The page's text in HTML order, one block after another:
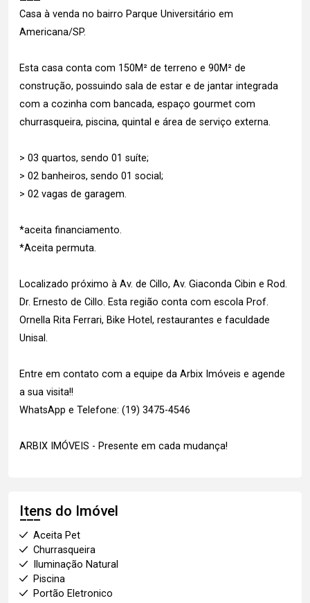
Casa à venda no bairro Parque Universitário em
Americana/SP.
Esta casa conta com 150M² de terreno e 90M² de
construção, possuindo sala de estar e de jantar integrada
com a cozinha com bancada, espaço gourmet com
churrasqueira, piscina, quintal e área de serviço externa.
> 03 quartos, sendo 01 suíte;
> 02 banheiros, sendo 01 social;
> 02 vagas de garagem.
*aceita financiamento.
*Aceita permuta.
Localizado próximo à Av. de Cillo, Av. Giaconda Cibin e Rod.
Dr. Ernesto de Cillo. Esta região conta com escola Prof.
Ornella Rita Ferrari, Bike Hotel, restaurantes e faculdade
Unisal.
Entre em contato com a equipe da Arbix Imóveis e agende
a sua visita!!
WhatsApp e Telefone: (19) 3475-4546
ARBIX IMÓVEIS - Presente em cada mudança!
Itens do Imóvel
Aceita Pet
Churrasqueira
Iluminação Natural
Piscina
Portão Eletronico